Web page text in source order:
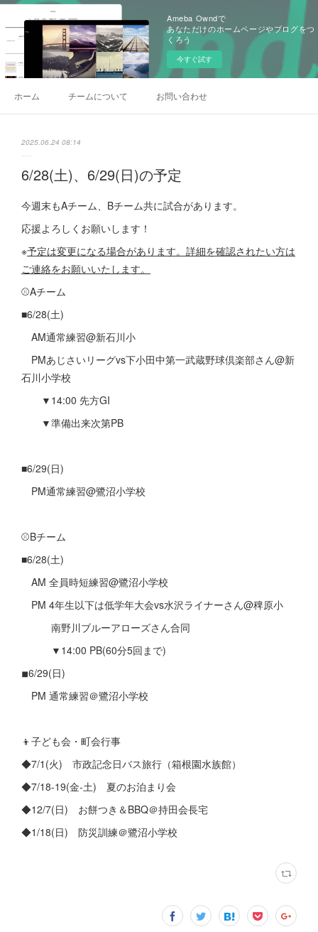
Ameba Owndで
あなただけのホームページやブログをつ
くろう
今すぐ試す
ホーム チームについて お問い合わせ
2025.06.24 08:14
6/28(土)、6/29(日)の予定
今週末もAチーム、Bチーム共に試合があります。
応援よろしくお願いします！
※予定は変更になる場合があります。詳細を確認されたい方は
ご連絡をお願いいたします。
⚾️Aチーム
■6/28(土)
AM通常練習@新石川小
PMあじさいリーグvs下小田中第一武蔵野球倶楽部さん@新
石川小学校
▼14:00 先方GI
▼準備出来次第PB
■6/29(日)
PM通常練習@鷺沼小学校
⚾️Bチーム
■6/28(土)
AM 全員時短練習@鷺沼小学校
PM 4年生以下は低学年大会vs水沢ライナーさん@稗原小
南野川ブルーアローズさん合同
▼14:00 PB(60分5回まで)
◾︎6/29(日)
PM 通常練習＠鷺沼小学校
👦子ども会・町会行事
◆7/1(火) 市政記念日バス旅行（箱根園水族館）
◆7/18-19(金-土) 夏のお泊まり会
◆12/7(日) お餅つき＆BBQ＠持田会長宅
◆1/18(日) 防災訓練＠鷺沼小学校